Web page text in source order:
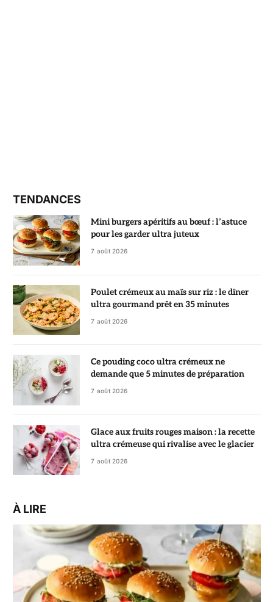
TENDANCES
Mini burgers apéritifs au bœuf : l’astuce
pour les garder ultra juteux
7 août 2026
Poulet crémeux au maïs sur riz : le dîner
ultra gourmand prêt en 35 minutes
7 août 2026
Ce pouding coco ultra crémeux ne
demande que 5 minutes de préparation
7 août 2026
Glace aux fruits rouges maison : la recette
ultra crémeuse qui rivalise avec le glacier
7 août 2026
À LIRE